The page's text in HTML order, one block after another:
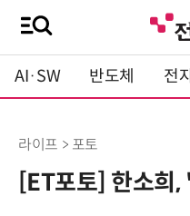
AI·SW 반도체 전
라이프 > 포토
[ET포토] 한소희